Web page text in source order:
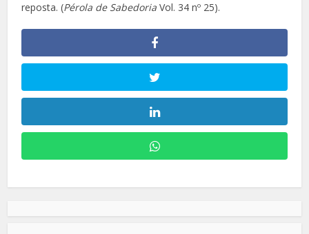
reposta. (Pérola de Sabedoria Vol. 34 nº 25).